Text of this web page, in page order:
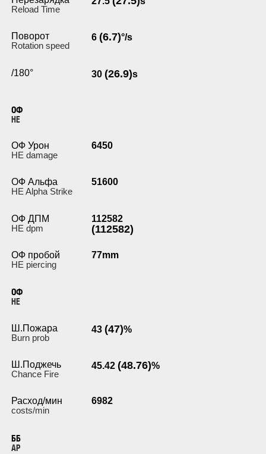
Reload Time
Поворот
Rotation speed
6 (6.7)°/s
/180° 30 (26.9)s
ОФ
HE
ОФ Урон
HE damage
6450
ОФ Альфа
HE Alpha Strike
51600
ОФ ДПМ
HE dpm
112582
(112582)
ОФ пробой
HE piercing
77mm
ОФ
HE
Ш.Пожара
Burn prob
43 (47)%
Ш.Поджечь
Chance Fire
45.42 (48.76)%
Расход/мин
costs/min
6982
ББ
AP